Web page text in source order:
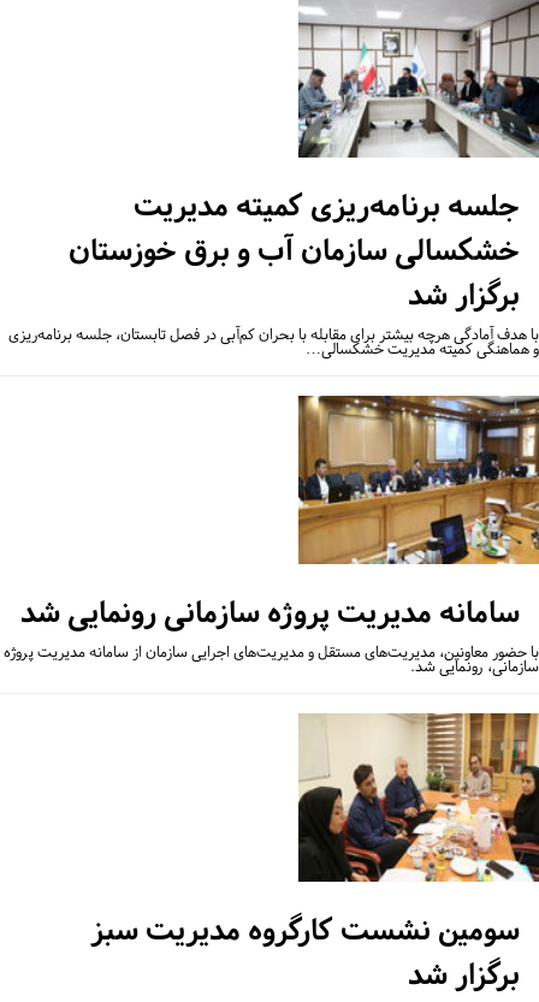
جلسه برنامه‌ریزی کمیته مدیریت
خشکسالی سازمان آب و برق خوزستان
برگزار شد
هدف آمادگی هرچه بیشتر برای مقابله با بحران کم‌آبی در فصل تابستان، جلسه برنامه‌ریزی
کمیته مدیریت خشکسالی…
سامانه مدیریت پروژه سازمانی رونمایی شد
حضور معاونین، مدیریت‌های مستقل و مدیریت‌های اجرایی سازمان از سامانه مدیریت پروژه
رونمایی شد.
سومین نشست کارگروه مدیریت سبز
برگزار شد